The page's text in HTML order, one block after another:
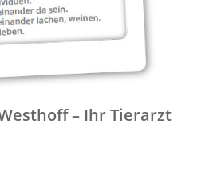
– Ihr Tierarzt